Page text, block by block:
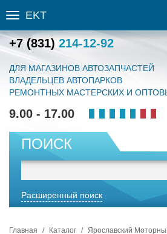
Toggle
sidebar
EKT
+7 (831) 214-12-92
ДЛЯ МАГАЗИНОВ АВТОЗАПЧАСТЕЙ
ВЛАДЕЛЬЦЕВ АВТОПАРКОВ
РЕМОНТНЫХ МАСТЕРСКИХ И
9.00 - 17.00
ПОИСК
Расширенный поиск
Главная Каталог Ярославский